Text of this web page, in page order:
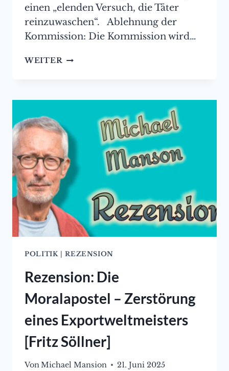
einen „elenden Versuch, die Täter
reinzuwaschen“. Ablehnung der
Kommission: Die Kommission wird…
WEITER VERBOTENE
ENQUETE-
KOMMISSION
ZUR
CORONA-
PANDEMIE
POLITIK |REZENSION
Rezension: Die
Moralapostel – Zerstörung
eines Exportweltmeisters
[Fritz Söllner]
VonMichael Mansion 21. Juni 2025